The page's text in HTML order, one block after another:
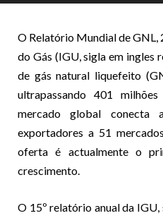
O Relatório Mundial de GNL,
do Gás (IGU, sigla em ingles
de gás natural liquefeito
ultrapassando 401
mercado global conecta
exportadores a 51
oferta é actualmente o
crescimento.
O 15º relatório anual da IGU,